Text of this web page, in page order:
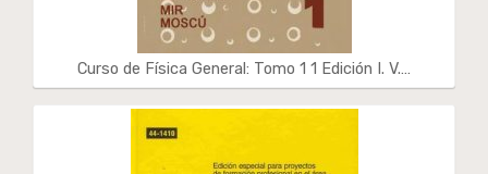
Curso de Física General: Tomo 1 1 Edición I. V.…